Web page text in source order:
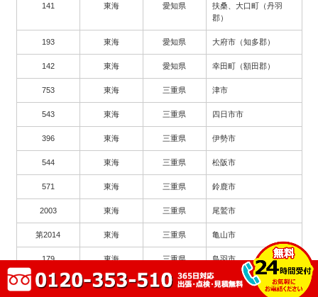
141 東海 愛知県
扶桑、大口町（丹羽
郡）
193 東海 愛知県 大府市（知多郡）
142 東海 愛知県 幸田町（額田郡）
753 東海 三重県 津市
543 東海 三重県 四日市市
396 東海 三重県 伊勢市
544 東海 三重県 松阪市
571 東海 三重県 鈴鹿市
2003 東海 三重県 尾鷲市
第2014 東海 三重県 亀山市
179 東海 三重県 鳥羽市
62 東海 三重県 熊野市